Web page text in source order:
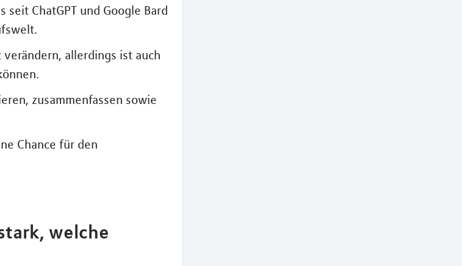
ChatGPT und Google Bard
allerdings ist auch
zusammenfassen sowie
Chance für den
welche